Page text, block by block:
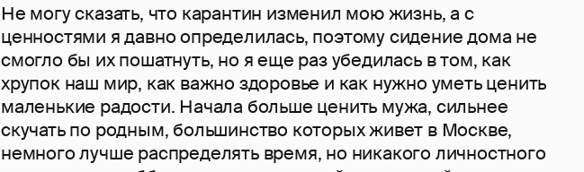
Не могу сказать, что карантин изменил мою жизнь, а с
ценностями я давно определилась, поэтому сидение дома не
смогло бы их пошатнуть, но я еще раз убедилась в том, как
хрупок наш мир, как важно здоровье и как нужно уметь ценить
маленькие радости. Начала больше ценить мужа, сильнее
скучать по родным, большинство которых живет в Москве,
немного лучше распределять время, но никакого личностного